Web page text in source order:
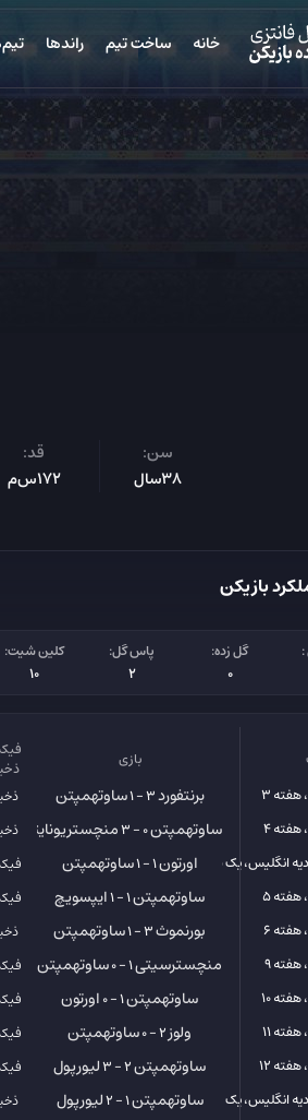
خانه ساخت تیم راندها
سن:
38سال
قد:
172س‌م
بازیکن
:
گل زده:
0
پاس گل:
2
کلین شیت:
10
بازی
هفته 3
برنتفورد3 - 1 ساوتهمپتن
هفته 4
ساوتهمپتن0 - 3 منچستریونایتد
انگلیس، یک شانزدهم
اورتون1 - 1 ساوتهمپتن
هفته 5
ساوتهمپتن1 - 1 ایپسویچ
هفته 6
بورنموث3 - 1 ساوتهمپتن
هفته 9
منچسترسیتی1 - 0 ساوتهمپتن
10
ساوتهمپتن1 - 0 اورتون
11
ولوز2 - 0 ساوتهمپتن
12
ساوتهمپتن2 - 3 لیورپول
انگلیس، یک چهارمساوتهمپتن1 - 2 لیورپول